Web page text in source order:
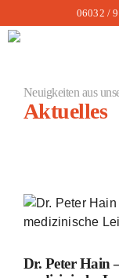
Inhalt
springen
06032 /
Neuigkeiten aus
Aktuelles
Dr. Peter Hain